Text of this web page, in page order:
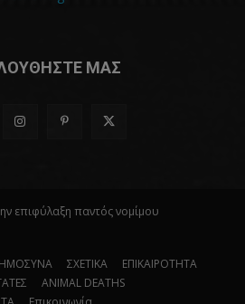
ΜΑΣ
επιφύλαξη παντός νομίμου
ΣΧΕΤΙΚΑ
ΕΠΙΚΑΙΡΟΤΗΤΑ
ANIMAL DEATHS